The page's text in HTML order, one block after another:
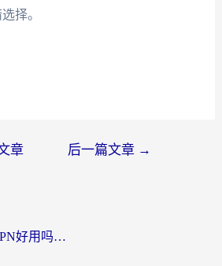
择。
章 后一篇文章 →
海外党必看：穿梭VPN好用吗？和云帆VPN对比哪个回国效果更好？附真实测评+避坑指南